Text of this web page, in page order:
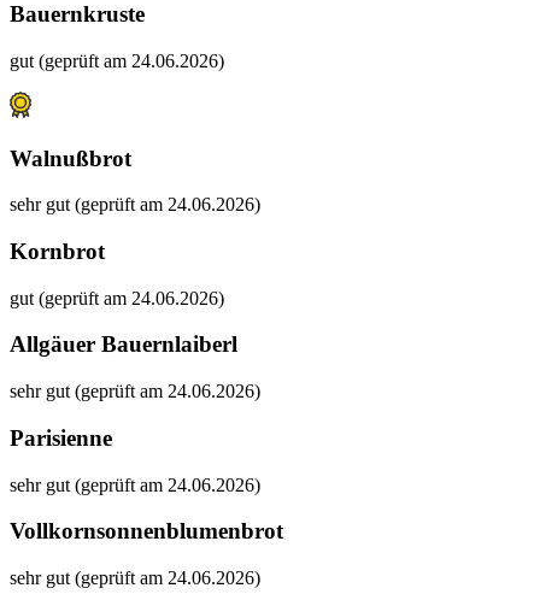
Bauernkruste
gut (geprüft am 24.06.2026)
Walnußbrot
sehr gut (geprüft am 24.06.2026)
Kornbrot
gut (geprüft am 24.06.2026)
Allgäuer Bauernlaiberl
sehr gut (geprüft am 24.06.2026)
Parisienne
sehr gut (geprüft am 24.06.2026)
Vollkornsonnenblumenbrot
sehr gut (geprüft am 24.06.2026)